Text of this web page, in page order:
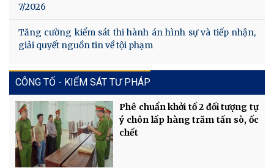
7/2026
Tăng cường kiểm sát thi hành án hình sự và tiếp nhận,
giải quyết nguồn tin về tội phạm
CÔNG TỐ - KIỂM SÁT TƯ PHÁP
Phê chuẩn khởi tố 2 đối tượng tự
ý chôn lấp hàng trăm tấn sò, ốc
chết